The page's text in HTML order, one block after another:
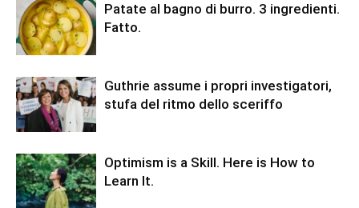
Patate al bagno di burro. 3 ingredienti.
Fatto.
Guthrie assume i propri investigatori,
stufa del ritmo dello sceriffo
Optimism is a Skill. Here is How to
Learn It.